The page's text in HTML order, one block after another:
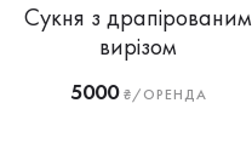
Сукня з драпірованим
вирізом
5000₴/ОРЕНДА